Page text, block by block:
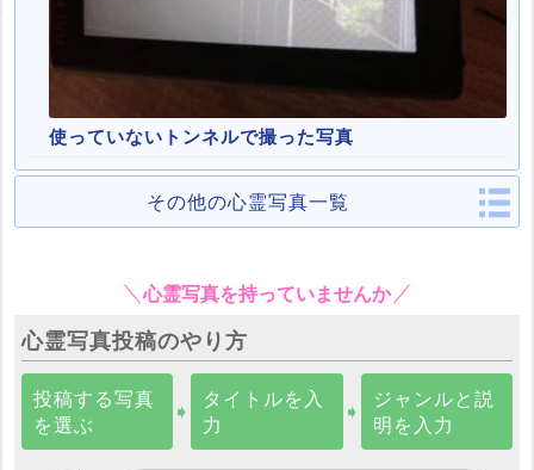
使っていないトンネルで撮った写真
その他の心霊写真一覧
心霊写真を持っていませんか
心霊写真投稿のやり方
投稿する写真
を選ぶ
➧
タイトルを入
力
➧
ジャンルと説
明を入力